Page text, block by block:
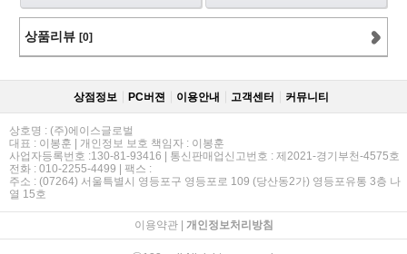
상품리뷰 [0]
상점정보 PC버젼 이용안내 고객센터 커뮤니티
상호명 : (주)에이스글로벌
대표 : 이봉훈 | 개인정보 보호 책임자 : 이봉훈
사업자등록번호 :130-81-93416 | 통신판매업신고번호 : 제2021-경기부천-4575호
전화 : 010-2255-4499 | 팩스 :
주소 : (07264) 서울특별시 영등포구 영등포로 109 (당산동2가) 영등포유통 3층 나
열 15호
이용약관| 개인정보처리방침